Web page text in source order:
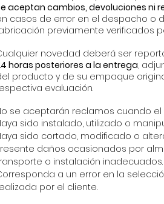
aceptan cambios, devoluciones ni
casos de error en el despacho o
previamente verificados
novedad deberá ser
horas posteriores a la entrega,
producto y de su empaque
evaluación.
se aceptarán reclamos cuando el
sido instalado, utilizado o
sido cortado, modificado o
daños ocasionados por
o instalación inadecuados.
a un error en la
por el cliente.